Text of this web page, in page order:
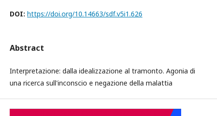
DOI: https://doi.org/10.14663/sdf.v5i1.626
Abstract
Interpretazione: dalla idealizzazione al tramonto. Agonia di
una ricerca sull'inconscio e negazione della malattia